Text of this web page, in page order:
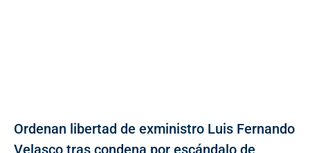
Ordenan libertad de exministro Luis Fernando
Velasco tras condena por escándalo de